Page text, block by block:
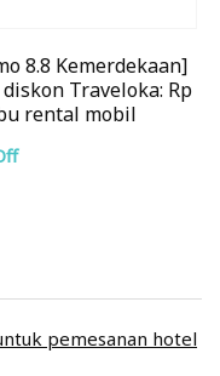
8.8 Kemerdekaan]
diskon Traveloka: Rp
rental mobil
pemesanan hotel